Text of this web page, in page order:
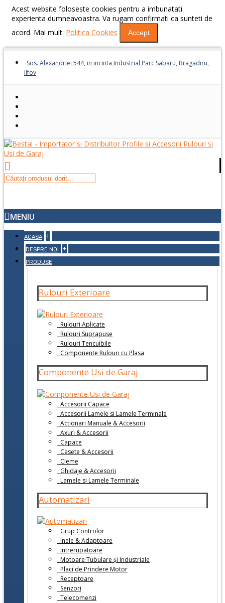
Acest website foloseste cookies pentru a imbunatati
experienta dumneavoastra. Va rugam confirmati ca sunteti de
acord. Mai mult: Politica Cookies Accept
Sos. Alexandriei 544, in incinta Industrial Parc Sabaru, Bragadiru,
Ilfov
MENIU
ACASA +
DESPRE NOI +
PRODUSE
Rulouri Exterioare
Rulouri Aplicate
Rulouri Suprapuse
Rulouri Tencuibile
Componente Rulouri cu Plasa
Componente Usi de Garaj
Accesorii Capace
Accesorii Lamele si Lamele Terminale
Actionari Manuale & Accesorii
Axuri & Accesorii
Capace
Casete & Accesorii
Cleme
Ghidaje & Accesorii
Lamele si Lamele Terminale
Automatizari
Grup Controlor
Inele & Adaptoare
Intrerupatoare
Motoare Tubulare și Industriale
Placi de Prindere Motor
Receptoare
Senzori
Telecomenzi